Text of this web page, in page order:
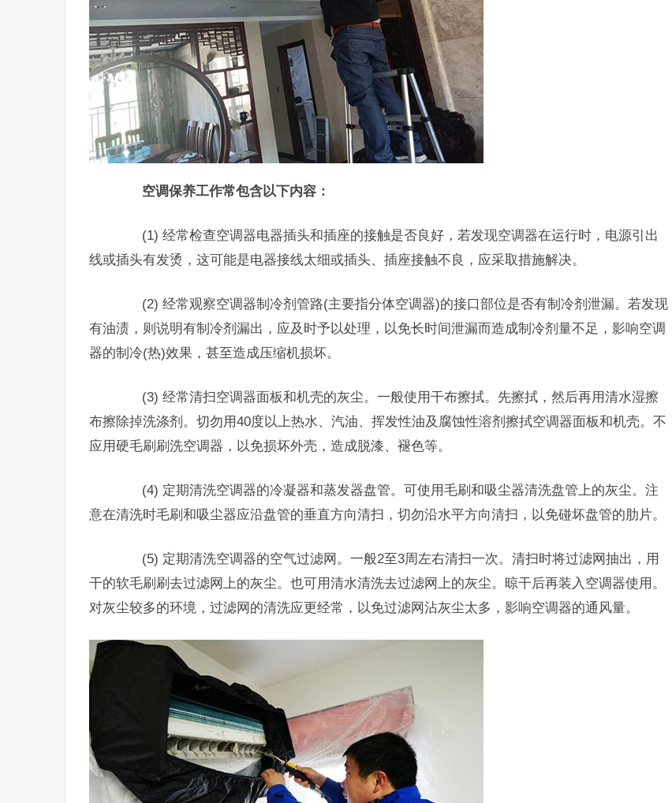
空调保养工作常包含以下内容：
(1) 经常检查空调器电器插头和插座的接触是否良好，若发现空调器在运行时，电源引出
线或插头有发烫，这可能是电器接线太细或插头、插座接触不良，应采取措施解决。
(2) 经常观察空调器制冷剂管路(主要指分体空调器)的接口部位是否有制冷剂泄漏。若发现
有油渍，则说明有制冷剂漏出，应及时予以处理，以免长时间泄漏而造成制冷剂量不足，影响空调
器的制冷(热)效果，甚至造成压缩机损坏。
(3) 经常清扫空调器面板和机壳的灰尘。一般使用干布擦拭。先擦拭，然后再用清水湿擦
布擦除掉洗涤剂。切勿用40度以上热水、汽油、挥发性油及腐蚀性溶剂擦拭空调器面板和机壳。不
应用硬毛刷刷洗空调器，以免损坏外壳，造成脱漆、褪色等。
(4) 定期清洗空调器的冷凝器和蒸发器盘管。可使用毛刷和吸尘器清洗盘管上的灰尘。注
意在清洗时毛刷和吸尘器应沿盘管的垂直方向清扫，切勿沿水平方向清扫，以免碰坏盘管的肋片。
(5) 定期清洗空调器的空气过滤网。一般2至3周左右清扫一次。清扫时将过滤网抽出，用
干的软毛刷刷去过滤网上的灰尘。也可用清水清洗去过滤网上的灰尘。晾干后再装入空调器使用。
对灰尘较多的环境，过滤网的清洗应更经常，以免过滤网沾灰尘太多，影响空调器的通风量。